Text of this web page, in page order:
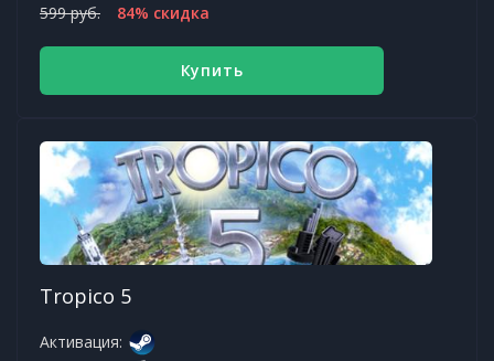
599 руб. 84% скидка
Купить
Tropico 5
Активация: